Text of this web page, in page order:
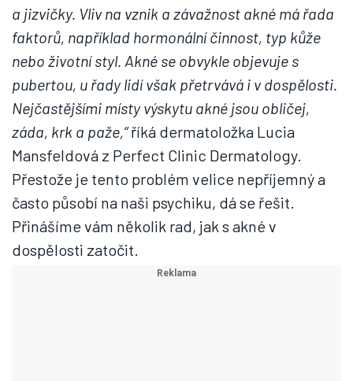
a jizvičky. Vliv na vznik a závažnost akné má řada
faktorů, například hormonální činnost, typ kůže
nebo životní styl. Akné se obvykle objevuje s
pubertou, u řady lidí však přetrvává i v dospělosti.
Nejčastějšími místy výskytu akné jsou obličej,
záda, krk a paže,“říká dermatoložka Lucia
Mansfeldová z Perfect Clinic Dermatology.
Přestože je tento problém velice nepříjemný a
často působí na naši psychiku, dá se řešit.
Přinášíme vám několik rad, jak s akné v
dospělosti zatočit.